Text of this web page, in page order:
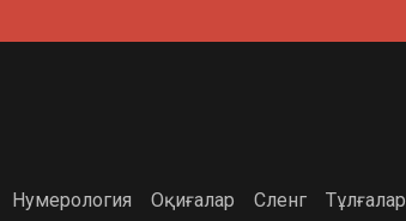
Нумерология Оқиғалар Сленг Тұлғалар